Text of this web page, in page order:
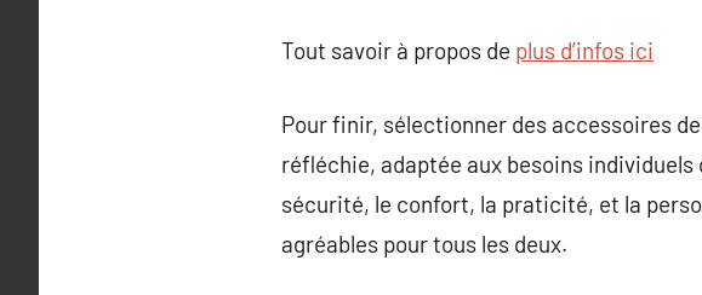
Tout savoir à propos de plus d’infos ici
Pour finir, sélectionner des accessoires
réfléchie, adaptée aux besoins
sécurité, le confort, la praticité, et la
agréables pour tous les deux.